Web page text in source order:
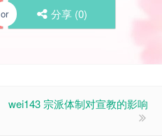
or 分享 (0)
wei143 宗派体制对宣教的影响